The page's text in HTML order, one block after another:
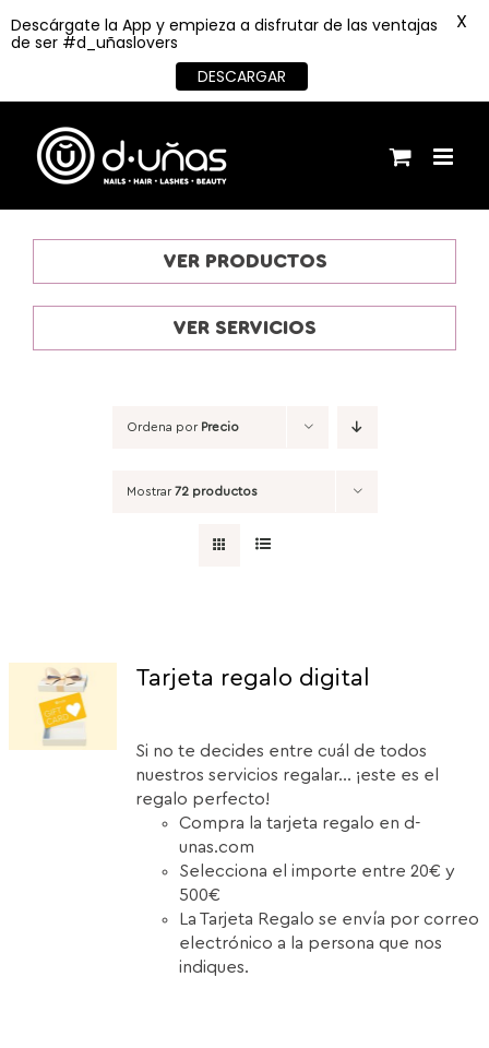
contenido
VER PRODUCTOS
VER SERVICIOS
Ordena por Precio
Mostrar72 productos
Tarjeta regalo digital
Si no te decides entre cuál de todos
nuestros servicios regalar... ¡este es el
regalo perfecto!
Compra la tarjeta regalo en d-
unas.com
Selecciona el importe entre 20€ y
500€
La Tarjeta Regalo se envía por correo
electrónico a la persona que nos
indiques.
Descárgate la App y empieza a disfrutar de las ventajas
de ser #d_uñaslovers
DESCARGAR
X